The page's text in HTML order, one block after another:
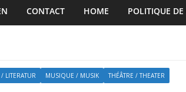
CONTACT HOME POLITIQUE
/ LITERATUR MUSIQUE / MUSIK THÉÂTRE / THEATER